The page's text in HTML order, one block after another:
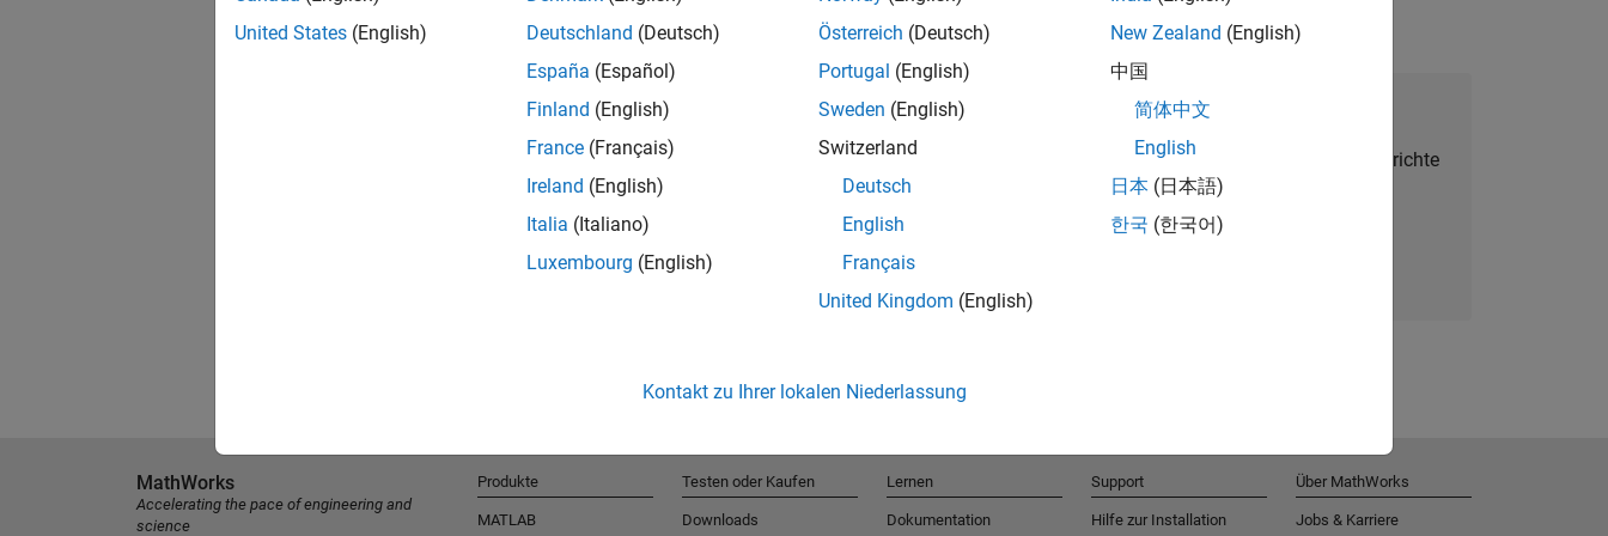
Talent Network beitreten
Erhalten Sie personalisierte Stellenangebote, Berichte
und Unternehmensneuigkeiten.
United States (English)
Deutschland (Deutsch)
España (Español)
Finland (English)
France (Français)
Ireland (English)
Italia (Italiano)
Luxembourg (English)
Österreich (Deutsch)
Portugal (English)
Sweden (English)
Switzerland
Deutsch
English
Français
United Kingdom (English)
New Zealand (English)
中国
简体中文
English
日本 (日本語)
한국 (한국어)
Kontakt zu Ihrer lokalen Niederlassung
MathWorks
Accelerating the pace of engineering and
science
Produkte
MATLAB
Testen oder Kaufen
Downloads
Lernen
Dokumentation
Support
Hilfe zur Installation
Über MathWorks
Jobs & Karriere